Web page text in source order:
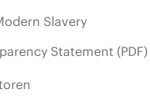
Slavery
Statement (PDF)